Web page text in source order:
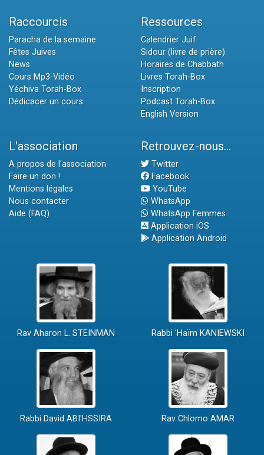
Raccourcis
Paracha de la semaine
Fêtes Juives
News
Cours Mp3-Vidéo
Yéchiva Torah-Box
Dédicacer un cours
Ressources
Calendrier Juif
Sidour (livre de prière)
Horaires de Chabbath
Livres Torah-Box
Inscription
Podcast Torah-Box
English Version
L'association
A propos de l'association
Faire un don !
Mentions légales
Nous contacter
Aide (FAQ)
Retrouvez-nous...
Twitter
Facebook
YouTube
WhatsApp
WhatsApp Femmes
Application iOS
Application Android
Rav Aharon L. STEINMAN Rabbi 'Haïm KANIEWSKI
Rabbi David ABI'HSSIRA Rav Chlomo AMAR